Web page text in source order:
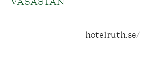
VASASTAN
hotelruth.se/